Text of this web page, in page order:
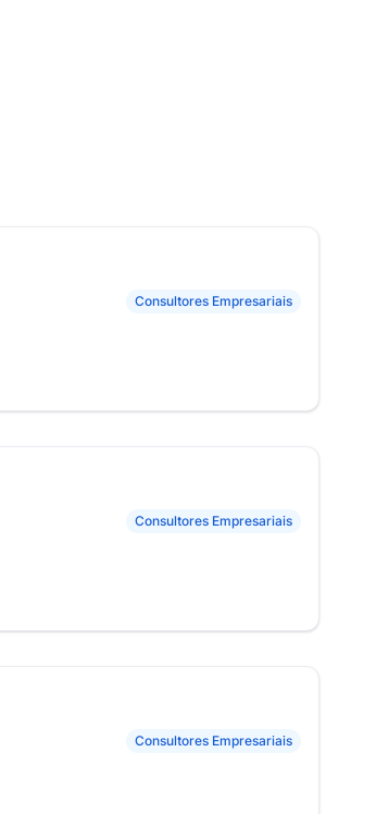
Consultores Empresariais
Consultores Empresariais
Consultores Empresariais